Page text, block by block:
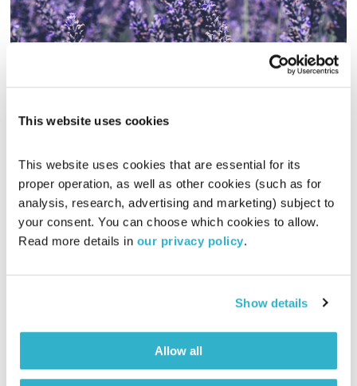
This website uses cookies
This website uses cookies that are essential for its
proper operation, as well as other cookies (such as for
analysis, research, advertising and marketing) subject to
your consent. You can choose which cookies to allow.
Read more details in our privacy policy.
Show details
Allow all
יצירה בקבלה
25.09.17
01:58:51
הקבלה
אודיו